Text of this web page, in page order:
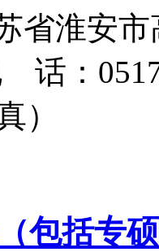
省淮安
话：
）
包括专